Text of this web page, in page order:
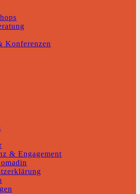
Konferenzen
& Engagement